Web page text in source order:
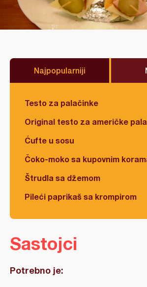
Najpopularniji
Testo za palačinke
Original testo za američke
Ćufte u sosu
Čoko-moko sa kupovnim
Štrudla sa džemom
Pileći paprikaš sa krompirom
Sastojci
Potrebno je: